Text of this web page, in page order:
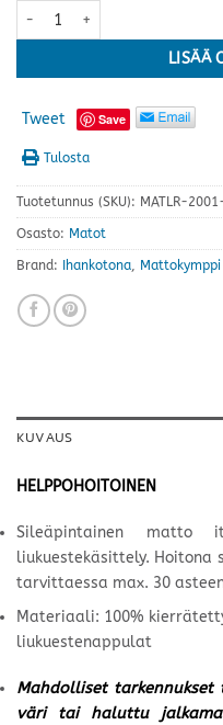
Said matto, vihreä-ruskea ·
LISÄÄ
Tweet Save
Tulosta
Tuotetunnus (SKU): MATLR-
Osasto: Matot
Brand: Ihankotona, Mattokymppi
KUVAUS
HELPPOHOITOINEN
Sileäpintainen matto
liukuestekäsittely. Hoitona
tarvittaessa max. 30
Materiaali: 100%
liukuestenappulat
Mahdolliset tarkennukset
väri tai haluttu